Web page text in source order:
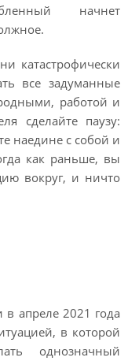
начнет
катастрофически
все задуманные
работой и
сделайте паузу:
наедине с собой и
как раньше, вы
вокруг, и ничто
апреле 2021 года
в которой
однозначный